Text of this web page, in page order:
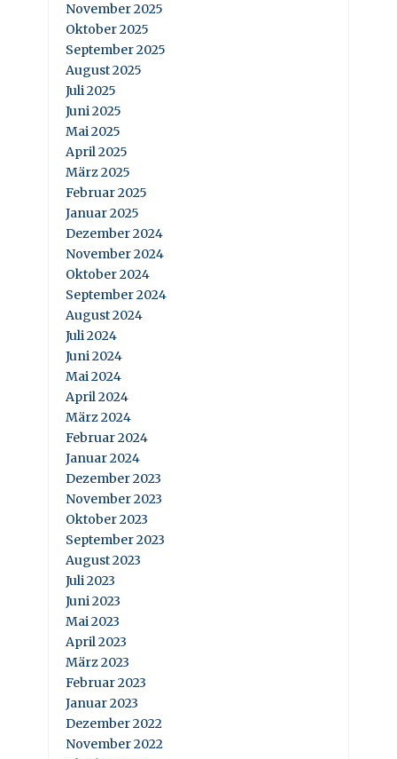
November 2025
Oktober 2025
September 2025
August 2025
Juli 2025
Juni 2025
Mai 2025
April 2025
März 2025
Februar 2025
Januar 2025
Dezember 2024
November 2024
Oktober 2024
September 2024
August 2024
Juli 2024
Juni 2024
Mai 2024
April 2024
März 2024
Februar 2024
Januar 2024
Dezember 2023
November 2023
Oktober 2023
September 2023
August 2023
Juli 2023
Juni 2023
Mai 2023
April 2023
März 2023
Februar 2023
Januar 2023
Dezember 2022
November 2022